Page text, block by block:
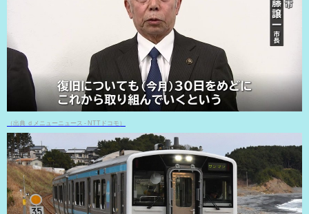
（出典 ｄメニューニュース - NTTドコモ）